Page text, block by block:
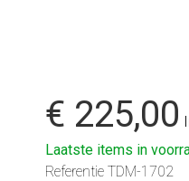
€ 225,00
Laatste items in
Referentie TDM-1702